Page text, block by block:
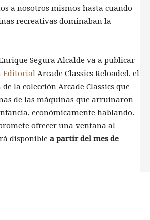
a nosotros mismos hasta cuando
recreativas dominaban la
Segura Alcalde va a publicar
Editorial Arcade Classics Reloaded, el
la colección Arcade Classics que
de las máquinas que arruinaron
económicamente hablando.
ofrecer una ventana al
disponible a partir del mes de